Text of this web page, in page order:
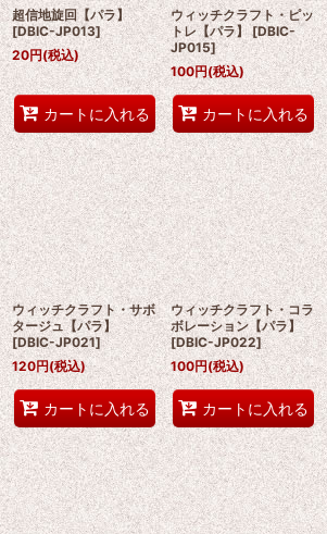
超信地旋回【パラ】
[DBIC-JP013]
20円(税込)
カートに入れる
ウィッチクラフト・ピッ
トレ【パラ】 [DBIC-
JP015]
100円(税込)
カートに入れる
ウィッチクラフト・サボ
タージュ【パラ】
[DBIC-JP021]
120円(税込)
カートに入れる
ウィッチクラフト・コラ
ボレーション【パラ】
[DBIC-JP022]
100円(税込)
カートに入れる